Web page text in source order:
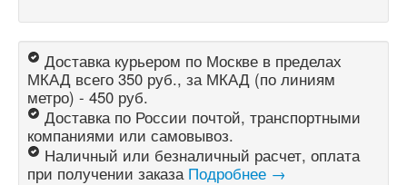
Доставка курьером по Москве в пределах
МКАД всего 350 руб., за МКАД (по линиям
метро) - 450 руб.
Доставка по России почтой, транспортными
компаниями или самовывоз.
Наличный или безналичный расчет, оплата
при получении заказа Подробнее →